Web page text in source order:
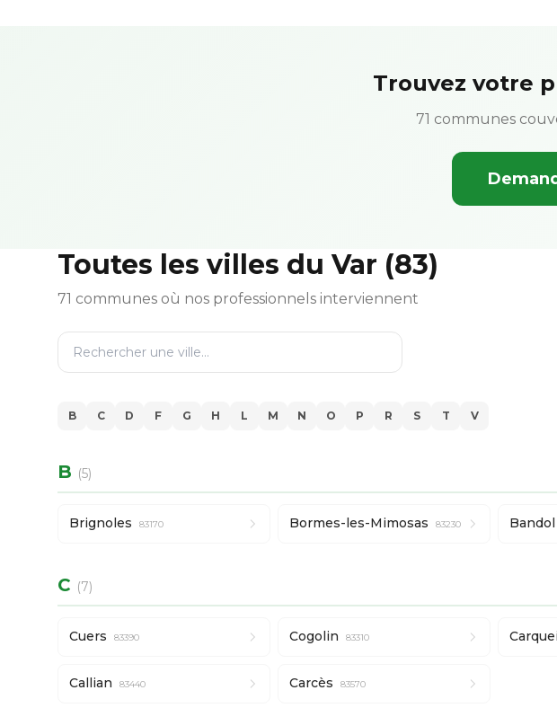
Trouvez votre
71 communes
Toutes les villes du Var (83)
71 communes où nos professionnels interviennent
B C D F G H L M N O P R S T V
B (5)
Brignoles 83170 Bormes-les-Mimosas 83230 Bandol
C (7)
Cuers 83390 Cogolin 83310
Callian 83440 Carcès 83570